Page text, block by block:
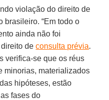
violação do direito de
brasileiro. “Em todo o
ainda não foi
direito deconsulta prévia.
verifica-se que os réus
minorias, materializados
hipóteses, estão
fases do